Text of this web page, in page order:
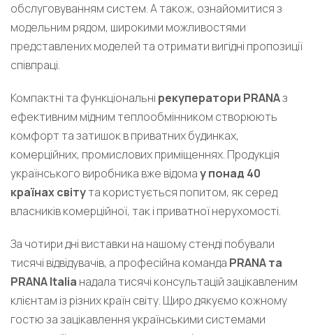
обслуговуванням систем. А також, ознайомитися з
модельним рядом, широкими можливостями
представлених моделей та отримати вигідні пропозиції
співпраці.
Компактні та функціональні рекуператори PRANAз
ефективним мідним теплообмінником створюють
комфорт та затишок в приватних будинках,
комерційних, промислових приміщеннях. Продукція
українського виробника вже відомау понад 40
країнах світута користується попитом, як серед
власників комерційної, так і приватної нерухомості.
За чотири дні виставки на нашому стенді побували
тисячі відвідувачів, а професійна команда PRANA та
PRANA Italia надала тисячі консультацій зацікавленим
клієнтам із різних країн світу. Щиро дякуємо кожному
гостю за зацікавлення українськими системами